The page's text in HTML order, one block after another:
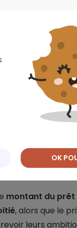
dû à la
2018,les
dispositifs
octroyé aux
l’immobilier
à leurs
montant du
, alors que le
leurs
OK